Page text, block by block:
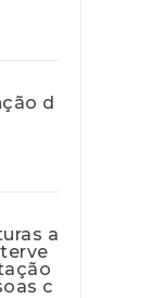
d
a
c